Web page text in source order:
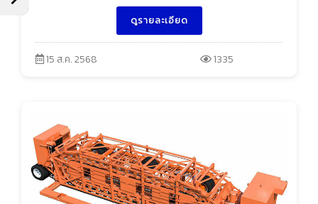
ดูรายละเอียด
15 ส.ค. 2568 1335